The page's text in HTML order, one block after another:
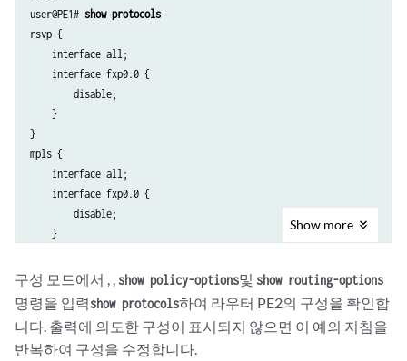
user@PE1# show protocols
rsvp {
    interface all;
    interface fxp0.0 {
        disable;
    }
}
mpls {
    interface all;
    interface fxp0.0 {
        disable;
    }
        context-identifier 198.51.100.3 {
            advertise-mode stub-alias;
        }
        traceoptions {
Show more
구성 모드에서 , , show policy-options및 show routing-options
명령을 입력show protocols하여 라우터 PE2의 구성을 확인합
니다. 출력에 의도한 구성이 표시되지 않으면 이 예의 지침을
반복하여 구성을 수정합니다.